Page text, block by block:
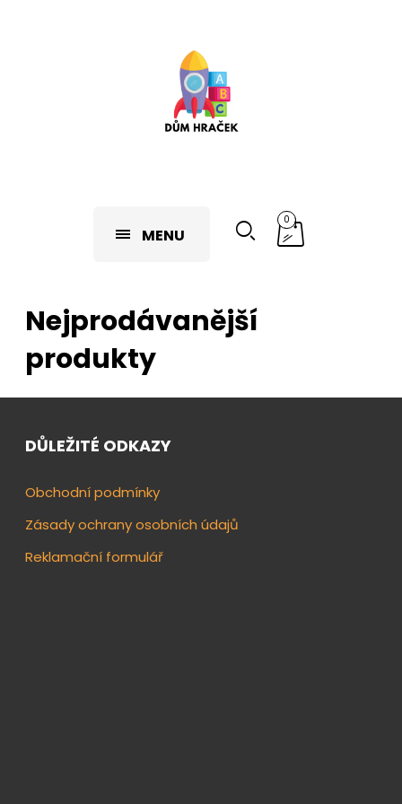
MENU
0
Nejprodávanější
produkty
DŮLEŽITÉ ODKAZY
Obchodní podmínky
Zásady ochrany osobních údajů
Reklamační formulář